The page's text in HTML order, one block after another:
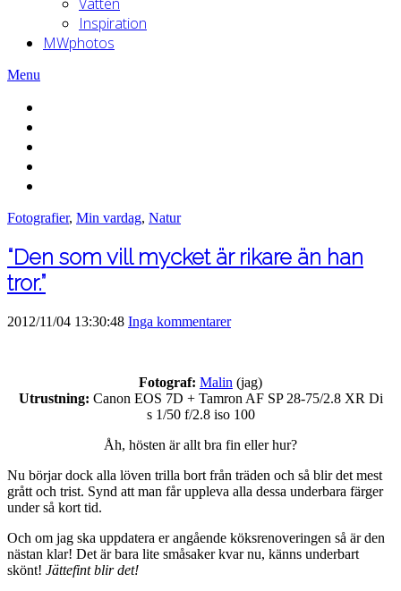
Inspiration
MWphotos
Menu
Fotografier, Min vardag, Natur
“Den som vill mycket är rikare än han
tror.”
2012/11/04 13:30:48 Inga kommentarer
Fotograf: Malin (jag)
Utrustning: Canon EOS 7D + Tamron AF SP 28-75/2.8 XR Di
s 1/50 f/2.8 iso 100
Åh, hösten är allt bra fin eller hur?
Nu börjar dock alla löven trilla bort från träden och så blir det mest
grått och trist. Synd att man får uppleva alla dessa underbara färger
under så kort tid.
Och om jag ska uppdatera er angående köksrenoveringen så är den
nästan klar! Det är bara lite småsaker kvar nu, känns underbart
skönt! Jättefint blir det!